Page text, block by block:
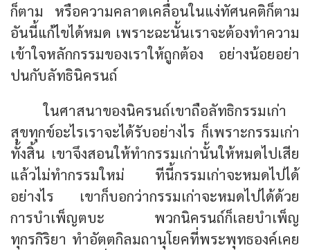
ก็ตาม หรือความคลาดเคลื่อนในแง่ทัศนคติก็ตาม
อันนี้แก้ไขได้หมด เพราะฉะนั้นเราจะต้องทำความ
เข้าใจหลักกรรมของเราให้ถูกต้อง อย่างน้อยอย่า
ปนกับลัทธินิครนถ์
ในศาสนาของนิครนถ์เขาถือลัทธิกรรมเก่า
สุขทุกข์อะไรเราจะได้รับอย่างไร ก็เพราะกรรมเก่า
ทั้งสิ้น เขาจึงสอนให้ทำกรรมเก่านั้นให้หมดไปเสีย
แล้วไม่ทำกรรมใหม่ ทีนี้กรรมเก่าจะหมดไปได้
อย่างไร เขาก็บอกว่ากรรมเก่าจะหมดไปได้ด้วย
การบำเพ็ญตบะ พวกนิครนถ์ก็เลยบำเพ็ญ
ทุกรกิริยา ทำอัตตกิลมถานุโยคที่พระพุทธองค์เคย